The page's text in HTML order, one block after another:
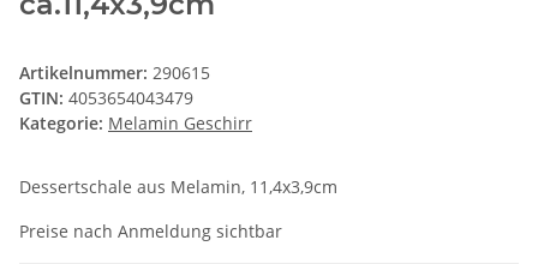
Artikelnummer: 290615
GTIN: 4053654043479
Kategorie: Melamin Geschirr
Dessertschale aus Melamin, 11,4x3,9cm
Preise nach Anmeldung sichtbar